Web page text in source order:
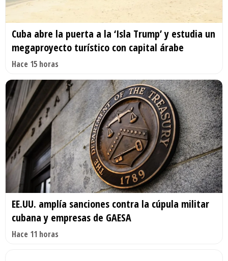
Cuba abre la puerta a la ‘Isla Trump’ y estudia un
megaproyecto turístico con capital árabe
Hace 15 horas
EE.UU. amplía sanciones contra la cúpula militar
cubana y empresas de GAESA
Hace 11 horas